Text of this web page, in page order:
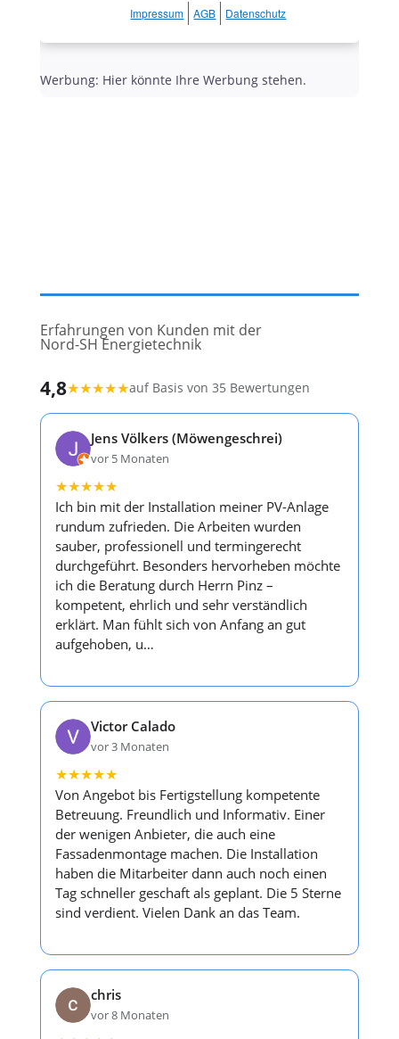
Impressum
AGB Datenschutz
Werbung: Hier könnte Ihre Werbung stehen.
Erfahrungen von Kunden mit der
Nord-SH Energietechnik
4,8★★★★★auf Basis von 35 Bewertungen
Jens Völkers (Möwengeschrei)
vor 5 Monaten
★★★★★
Ich bin mit der Installation meiner PV-Anlage
rundum zufrieden. Die Arbeiten wurden
sauber, professionell und termingerecht
durchgeführt. Besonders hervorheben möchte
ich die Beratung durch Herrn Pinz –
kompetent, ehrlich und sehr verständlich
erklärt. Man fühlt sich von Anfang an gut
aufgehoben, u…
Victor Calado
vor 3 Monaten
★★★★★
Von Angebot bis Fertigstellung kompetente
Betreuung. Freundlich und Informativ. Einer
der wenigen Anbieter, die auch eine
Fassadenmontage machen. Die Installation
haben die Mitarbeiter dann auch noch einen
Tag schneller geschaft als geplant. Die 5 Sterne
sind verdient. Vielen Dank an das Team.
chris
vor 8 Monaten